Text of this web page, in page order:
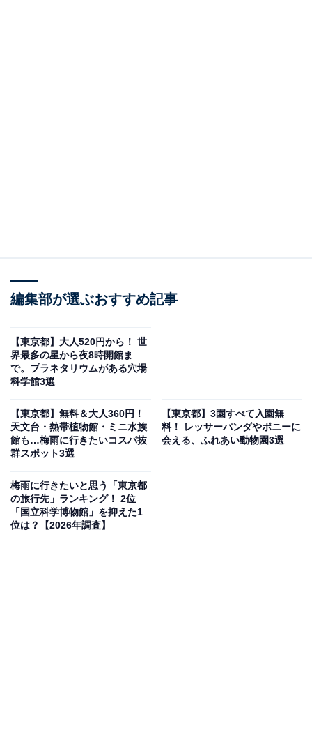
メインイベントは7月4日（土）・5日（日）の午前10時
～午後7時まで。この時間帯はかっぱ橋本通りが歩行者
音楽や踊りのパフォーマンスとともに縁日の雰囲気を存
分に楽しめます。JR上野駅やつくばエクスプレス浅草駅
から徒歩圏内とアクセスも良好です。
開催情報
七夕飾り：2026年7月3日（金）〜7日（火）
（土）・5日（日）10:00〜19:00
アクセス
編集部が選ぶおすすめ記事
【東京都】大人520円から！ 世
界最多の星から夜8時開館ま
で。プラネタリウムがある穴場
科学館3選
【東京都】無料＆大人360円！
天文台・熱帯植物館・ミニ水族
館も…梅雨に行きたいコスパ抜
群スポット3選
【東京都】3園すべて入園無
料！ レッサーパンダやポニーに
会える、ふれあい動物園3選
梅雨に行きたいと思う「東京都
の旅行先」ランキング！ 2位
「国立科学博物館」を抑えた1
位は？【2026年調査】